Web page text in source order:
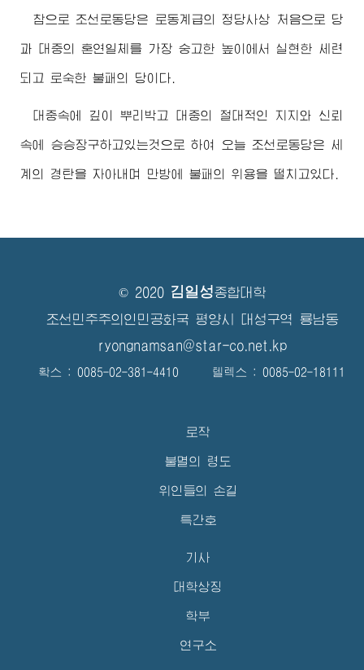
참으로 조선로동당은 로동계급의 정당사상 처음으로 당
과 대중의 혼연일체를 가장 숭고한 높이에서 실현한 세련
되고 로숙한 불패의 당이다.
대중속에 깊이 뿌리박고 대중의 절대적인 지지와 신뢰
속에 승승장구하고있는것으로 하여 오늘 조선로동당은 세
계의 경탄을 자아내며 만방에 불패의 위용을 떨치고있다.
© 2020 김일성종합대학
조선민주주의인민공화국 평양시 대성구역 룡남동
ryongnamsan@star-co.net.kp
확스 : 0085-02-381-4410 텔렉스 : 0085-02-18111
로작
불멸의 령도
위인들의 손길
특간호
기사
대학상징
학부
연구소